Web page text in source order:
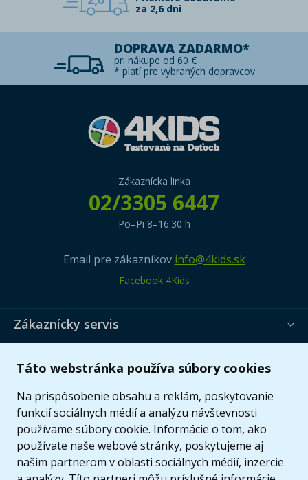
Táto webstránka používa súbory cookies
Na prispôsobenie obsahu a reklám, poskytovanie
funkcií sociálnych médií a analýzu návštevnosti
používame súbory cookie. Informácie o tom, ako
používate naše webové stránky, poskytujeme aj
našim partnerom v oblasti sociálnych médií, inzercie
za 2,6 dni
DOPRAVA ZADARMO*
pri nákupe od 60 €
* platí pre vybraných dopravcov
Zákaznícka linka
02/3305 6447
Po–Pi 8–16:30 h
Email pre zákazníkov info@4kids.sk
Facebook 4Kids
Zákaznícky servis